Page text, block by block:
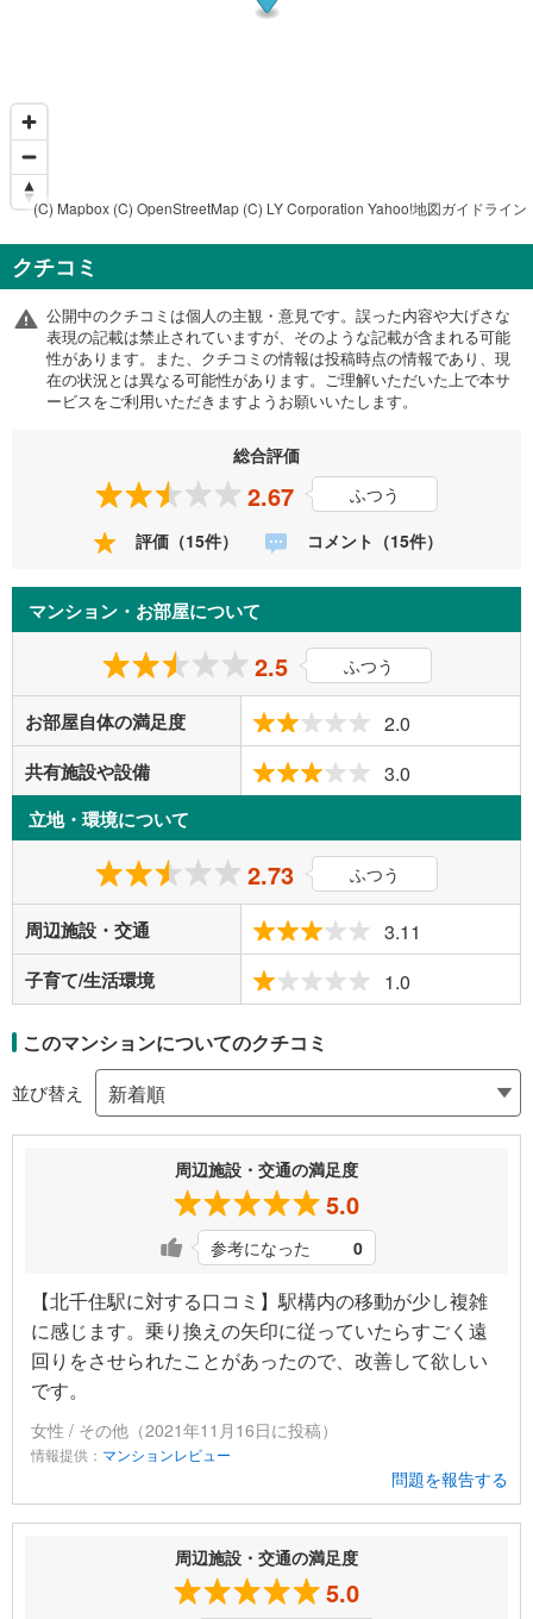
(C) Mapbox (C) OpenStreetMap (C) LY Corporation Yahoo!地図ガイドライン
クチコミ
公開中のクチコミは個人の主観・意見です。誤った内容や大げさな
表現の記載は禁止されていますが、そのような記載が含まれる可能
性があります。また、クチコミの情報は投稿時点の情報であり、現
在の状況とは異なる可能性があります。ご理解いただいた上で本サ
ービスをご利用いただきますようお願いいたします。
総合評価
2.67
ふつう
評価（15件）
コメント（15件）
マンション・お部屋について
2.5 ふつう
お部屋自体の満足度 2.0
共有施設や設備 3.0
立地・環境について
2.73 ふつう
周辺施設・交通 3.11
子育て/生活環境 1.0
このマンションについてのクチコミ
並び替え
周辺施設・交通の満足度
5.0
参考になった 0
【北千住駅に対する口コミ】駅構内の移動が少し複雑
に感じます。乗り換えの矢印に従っていたらすごく遠
回りをさせられたことがあったので、改善して欲しい
です。
女性 / その他（2021年11月16日に投稿）
情報提供： マンションレビュー
問題を報告する
周辺施設・交通の満足度
5.0